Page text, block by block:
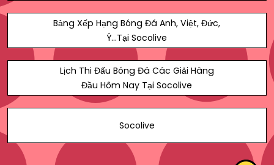
Bảng Xếp Hạng Bóng Đá Anh, Việt, Đức,
Ý...Tại Socolive
Lịch Thi Đấu Bóng Đá Các Giải Hàng
Đầu Hôm Nay Tại Socolive
Socolive